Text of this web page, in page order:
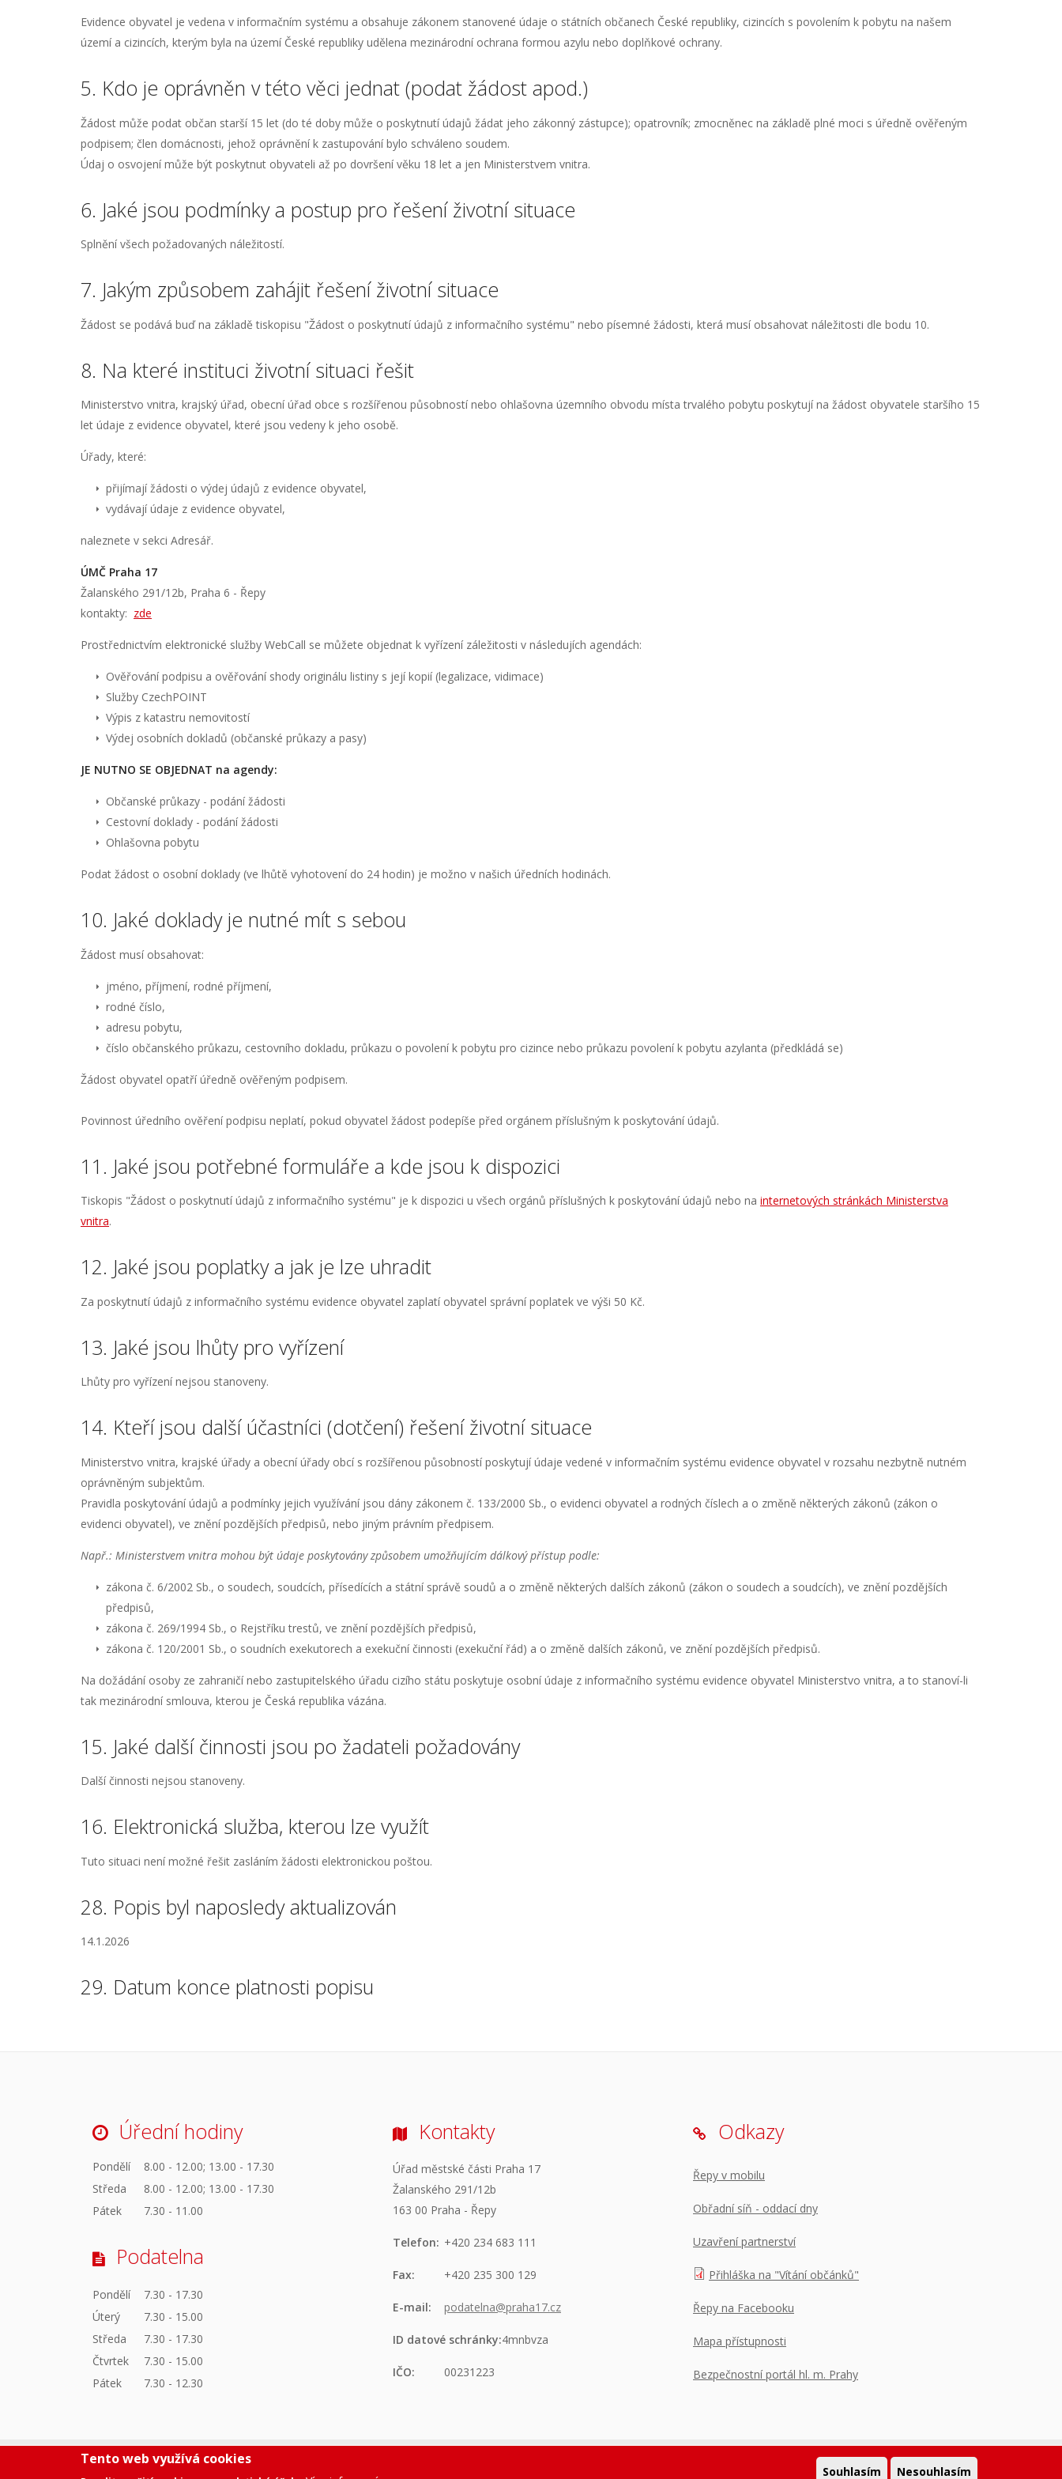
Tento web využívá cookies
Souhlasím Nesouhlasím
Evidence obyvatel je vedena v informačním systému a obsahuje zákonem stanovené údaje o státních občanech České republiky, cizincích s povolením k pobytu na našem
území a cizincích, kterým byla na území České republiky udělena mezinárodní ochrana formou azylu nebo doplňkové ochrany.
5. Kdo je oprávněn v této věci jednat (podat žádost apod.)
Žádost může podat občan starší 15 let (do té doby může o poskytnutí údajů žádat jeho zákonný zástupce); opatrovník; zmocněnec na základě plné moci s úředně ověřeným
podpisem; člen domácnosti, jehož oprávnění k zastupování bylo schváleno soudem.
Údaj o osvojení může být poskytnut obyvateli až po dovršení věku 18 let a jen Ministerstvem vnitra.
6. Jaké jsou podmínky a postup pro řešení životní situace
Splnění všech požadovaných náležitostí.
7. Jakým způsobem zahájit řešení životní situace
Žádost se podává buď na základě tiskopisu "Žádost o poskytnutí údajů z informačního systému" nebo písemné žádosti, která musí obsahovat náležitosti dle bodu 10.
8. Na které instituci životní situaci řešit
Ministerstvo vnitra, krajský úřad, obecní úřad obce s rozšířenou působností nebo ohlašovna územního obvodu místa trvalého pobytu poskytují na žádost obyvatele staršího 15
let údaje z evidence obyvatel, které jsou vedeny k jeho osobě.
Úřady, které:
přijímají žádosti o výdej údajů z evidence obyvatel,
vydávají údaje z evidence obyvatel,
naleznete v sekci Adresář.
ÚMČ Praha 17
Žalanského 291/12b, Praha 6 - Řepy
kontakty: zde
Prostřednictvím elektronické služby WebCall se můžete objednat k vyřízení záležitosti v následujích agendách:
Ověřování podpisu a ověřování shody originálu listiny s její kopií (legalizace, vidimace)
Služby CzechPOINT
Výpis z katastru nemovitostí
Výdej osobních dokladů (občanské průkazy a pasy)
JE NUTNO SE OBJEDNAT na agendy:
Občanské průkazy - podání žádosti
Cestovní doklady - podání žádosti
Ohlašovna pobytu
Podat žádost o osobní doklady (ve lhůtě vyhotovení do 24 hodin) je možno v našich úředních hodinách.
10. Jaké doklady je nutné mít s sebou
Žádost musí obsahovat:
jméno, příjmení, rodné příjmení,
rodné číslo,
adresu pobytu,
číslo občanského průkazu, cestovního dokladu, průkazu o povolení k pobytu pro cizince nebo průkazu povolení k pobytu azylanta (předkládá se)
Žádost obyvatel opatří úředně ověřeným podpisem.
Povinnost úředního ověření podpisu neplatí, pokud obyvatel žádost podepíše před orgánem příslušným k poskytování údajů.
11. Jaké jsou potřebné formuláře a kde jsou k dispozici
Tiskopis "Žádost o poskytnutí údajů z informačního systému" je k dispozici u všech orgánů příslušných k poskytování údajů nebo na internetových stránkách Ministerstva
vnitra.
12. Jaké jsou poplatky a jak je lze uhradit
Za poskytnutí údajů z informačního systému evidence obyvatel zaplatí obyvatel správní poplatek ve výši 50 Kč.
13. Jaké jsou lhůty pro vyřízení
Lhůty pro vyřízení nejsou stanoveny.
14. Kteří jsou další účastníci (dotčení) řešení životní situace
Ministerstvo vnitra, krajské úřady a obecní úřady obcí s rozšířenou působností poskytují údaje vedené v informačním systému evidence obyvatel v rozsahu nezbytně nutném
oprávněným subjektům.
Pravidla poskytování údajů a podmínky jejich využívání jsou dány zákonem č. 133/2000 Sb., o evidenci obyvatel a rodných číslech a o změně některých zákonů (zákon o
evidenci obyvatel), ve znění pozdějších předpisů, nebo jiným právním předpisem.
Např.: Ministerstvem vnitra mohou být údaje poskytovány způsobem umožňujícím dálkový přístup podle:
zákona č. 6/2002 Sb., o soudech, soudcích, přísedících a státní správě soudů a o změně některých dalších zákonů (zákon o soudech a soudcích), ve znění pozdějších
předpisů,
zákona č. 269/1994 Sb., o Rejstříku trestů, ve znění pozdějších předpisů,
zákona č. 120/2001 Sb., o soudních exekutorech a exekuční činnosti (exekuční řád) a o změně dalších zákonů, ve znění pozdějších předpisů.
Na dožádání osoby ze zahraničí nebo zastupitelského úřadu cizího státu poskytuje osobní údaje z informačního systému evidence obyvatel Ministerstvo vnitra, a to stanoví-li
tak mezinárodní smlouva, kterou je Česká republika vázána.
15. Jaké další činnosti jsou po žadateli požadovány
Další činnosti nejsou stanoveny.
16. Elektronická služba, kterou lze využít
Tuto situaci není možné řešit zasláním žádosti elektronickou poštou.
28. Popis byl naposledy aktualizován
14.1.2026
29. Datum konce platnosti popisu
Úřední hodiny
Pondělí
8.00 - 12.00; 13.00 - 17.30
Středa
8.00 - 12.00; 13.00 - 17.30
Pátek
7.30 - 11.00
Podatelna
Pondělí
7.30 - 17.30
Úterý
7.30 - 15.00
Středa
7.30 - 17.30
Čtvrtek
7.30 - 15.00
Pátek
7.30 - 12.30
Kontakty
Úřad městské části Praha 17
Žalanského 291/12b
163 00 Praha - Řepy
Telefon: +420 234 683 111
Fax: +420 235 300 129
E-mail: podatelna@praha17.cz
ID datové schránky:4mnbvza
IČO: 00231223
Odkazy
Řepy v mobilu
Obřadní síň - oddací dny
Uzavření partnerství
Přihláška na "Vítání občánků"
Řepy na Facebooku
Mapa přístupnosti
Bezpečnostní portál hl. m. Prahy